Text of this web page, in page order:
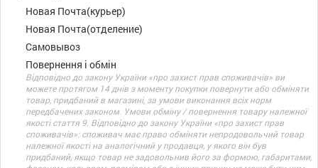
Новая Почта(курьер)
Новая Почта(отделение)
Самовывоз
Повернення і обмін
Відповідно до закону України «про захист прав споживачів» ви
можете протягом 14 днів з моменту покупки повернути або обміняти
товар, придбаний в магазині, за умови виконання всіх норм
передбачених законом. Умови обміну / повернення товару належної
якості стаття 9. Відповідно до закону України «про захист прав
споживачів»: споживач має право обміняти непродовольчий товар
належної якості на аналогічний у продавця, у якого він був
придбаний, якщо товар не задовольнив його за формою, габаритами,